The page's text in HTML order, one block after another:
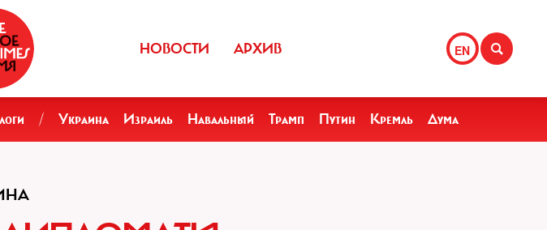
EN
НОВОСТИ АРХИВ
/ Украина Израиль Навальный Трамп Путин Кремль Дума